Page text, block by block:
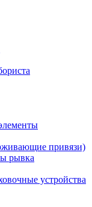
привязи)
рывка
устройства